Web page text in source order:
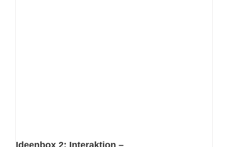
Ideenbox 2: Interaktion –